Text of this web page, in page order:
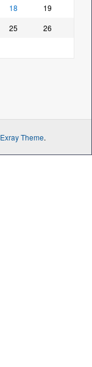
18
19
25
26
Exray Theme.